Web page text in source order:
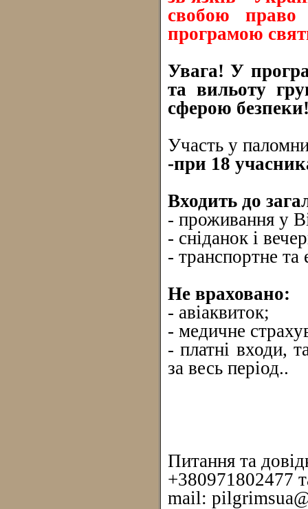
свобою право
програмою
Увага! У
та вильоту
сферою
Участь у
-при 18
Входить до
- проживання у
- сніданок і
- транспортне та
Не враховано:
- авіаквиток;
- медичне
- платні входи,
за весь період..
Питання та
+380971802477
mail: